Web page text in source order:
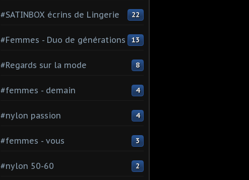
#SATINBOX écrins de Lingerie 22
#Femmes - Duo de générations 13
#Regards sur la mode 8
#femmes - demain 4
#nylon passion 4
#femmes - vous 3
#nylon 50-60 2